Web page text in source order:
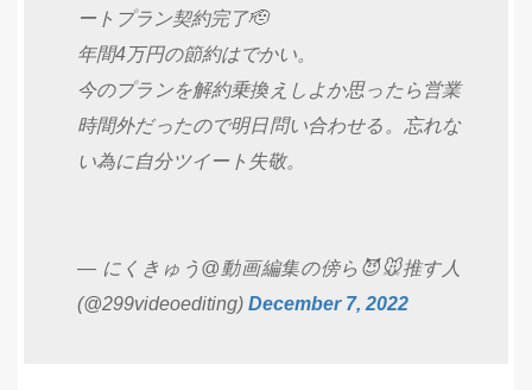
ートプラン契約完了🫡
年間4万円の節約はでかい。
今のプランを解約乗換えしよか思ったら営業
時間外だったので明日問い合わせる。忘れな
い為に自分ツイート失敬。
— にくきゅう@動画編集の傍ら😈🐭推す人
(@299videoediting) December 7, 2022